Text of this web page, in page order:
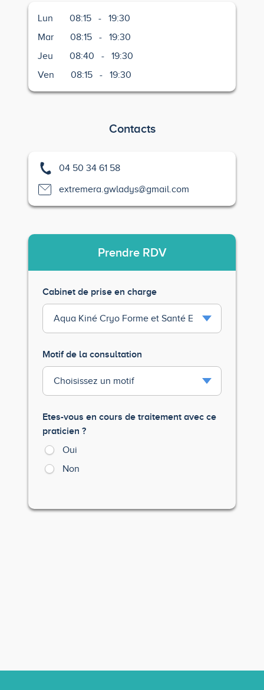
Lun 08:15 -
19:30
Mar
08:15 -
19:30
Jeu
08:40 -
19:30
Ven
08:15 - 19:30
Contacts
04 50 34 61 58
extremera.gwladys@gmail.com
Prendre RDV
Cabinet de prise en charge
Motif de la consultation
Etes-vous en cours de traitement avec ce
praticien ?
Oui
Non